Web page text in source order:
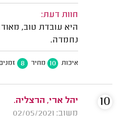
חוות דעת:
היא עובדת טוב,
נחמדה.
איכות 10 מחיר 8
יהל ארי, הרצליה.
משוב: 02/05/2021
10